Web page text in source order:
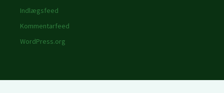
Indlægsfeed
Kommentarfeed
WordPress.org